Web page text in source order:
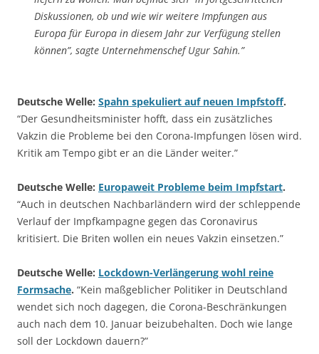
Diskussionen, ob und wie wir weitere Impfungen aus
Europa für Europa in diesem Jahr zur Verfügung stellen
können”, sagte Unternehmenschef Ugur Sahin.”
Deutsche Welle: Spahn spekuliert auf neuen Impfstoff.
“Der Gesundheitsminister hofft, dass ein zusätzliches
Vakzin die Probleme bei den Corona-Impfungen lösen wird.
Kritik am Tempo gibt er an die Länder weiter.”
Deutsche Welle: Europaweit Probleme beim Impfstart.
“Auch in deutschen Nachbarländern wird der schleppende
Verlauf der Impfkampagne gegen das Coronavirus
kritisiert. Die Briten wollen ein neues Vakzin einsetzen.”
Deutsche Welle: Lockdown-Verlängerung wohl reine
Formsache. “Kein maßgeblicher Politiker in Deutschland
wendet sich noch dagegen, die Corona-Beschränkungen
auch nach dem 10. Januar beizubehalten. Doch wie lange
soll der Lockdown dauern?”